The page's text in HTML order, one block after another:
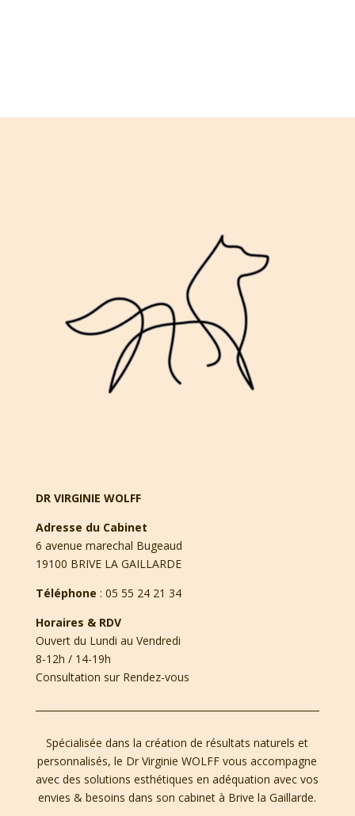
DR VIRGINIE WOLFF
Adresse du Cabinet
6 avenue marechal Bugeaud
19100 BRIVE LA GAILLARDE
Téléphone : 05 55 24 21 34
Horaires & RDV
Ouvert du Lundi au Vendredi
8-12h / 14-19h
Consultation sur Rendez-vous
Spécialisée dans la création de résultats naturels et
personnalisés, le Dr Virginie WOLFF vous accompagne
avec des solutions esthétiques en adéquation avec vos
envies & besoins dans son cabinet à Brive la Gaillarde.